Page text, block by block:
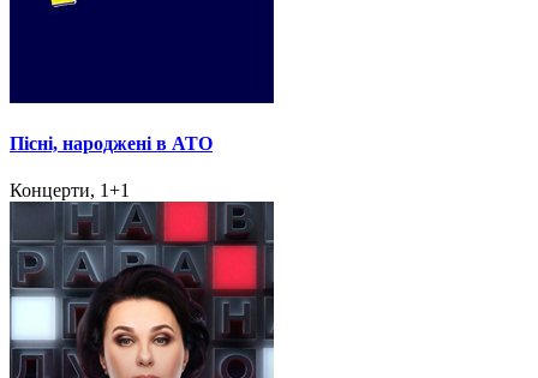
Пісні, народжені в АТО
Концерти, 1+1